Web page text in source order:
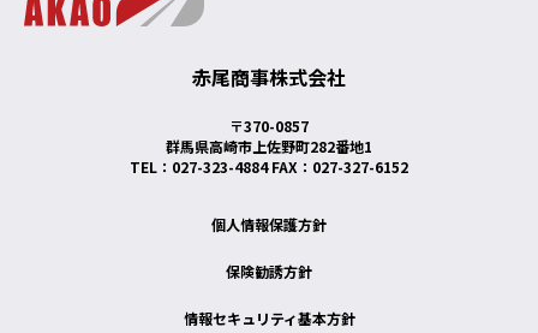
赤尾商事株式会社
〒370-0857
群馬県高崎市上佐野町282番地1
TEL：027-323-4884 FAX：027-327-6152
個人情報保護方針
保険勧誘方針
情報セキュリティ基本方針